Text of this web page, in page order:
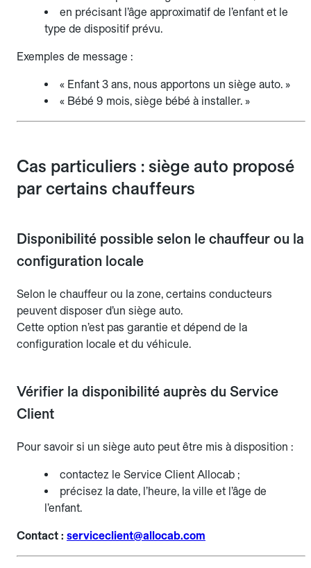
en précisant l’âge approximatif de l’enfant et le
type de dispositif prévu.
Exemples de message :
« Enfant 3 ans, nous apportons un siège auto. »
« Bébé 9 mois, siège bébé à installer. »
Cas particuliers : siège auto proposé
par certains chauffeurs
Disponibilité possible selon le chauffeur ou la
configuration locale
Selon le chauffeur ou la zone, certains conducteurs
peuvent disposer d’un siège auto.
Cette option n’est pas garantie et dépend de la
configuration locale et du véhicule.
Vérifier la disponibilité auprès du Service
Client
Pour savoir si un siège auto peut être mis à disposition :
contactez le Service Client Allocab ;
précisez la date, l’heure, la ville et l’âge de
l’enfant.
Contact : serviceclient@allocab.com